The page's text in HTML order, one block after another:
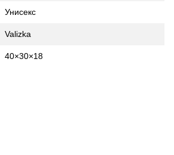
Унисекс
Valizka
40×30×18